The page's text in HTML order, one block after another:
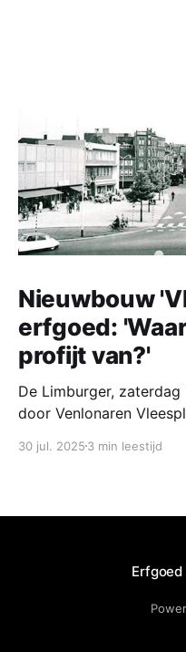
Nieuwbouw
erfgoed:
profijt van?'
De Limburger, zaterdag 19 juli
door Venlonaren
bibliotheek, een hotel.
Venlo, Jos Bouten 'Ontvangstkamer, poortfunctie,
30 jul. 2025 3 min leestijd
Erfgoed